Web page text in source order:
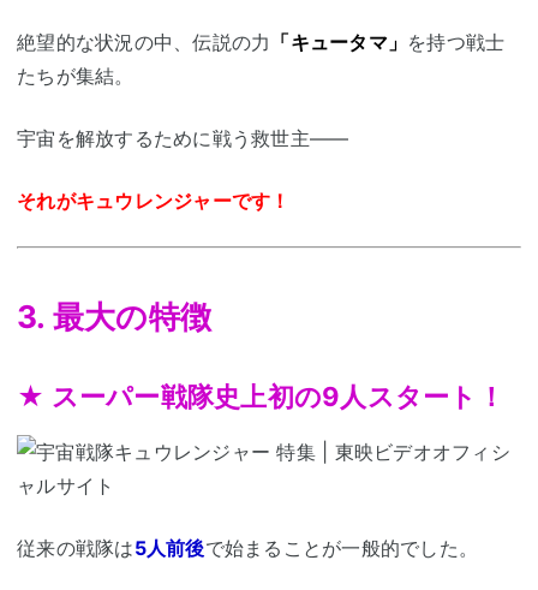
絶望的な状況の中、伝説の力 「キュータマ」 を持つ戦士
たちが集結。
宇宙を解放するために戦う救世主――
それがキュウレンジャーです！
3. 最大の特徴
★ スーパー戦隊史上初の9人スタート！
従来の戦隊は5人前後で始まることが一般的でした。